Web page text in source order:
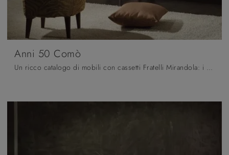
Anni 50 Comò
Un ricco catalogo di mobili con cassetti Fratelli Mirandola: i comodini classici in laccato opaco, come Anni 50 Comò, sono tra le proposte più belle.